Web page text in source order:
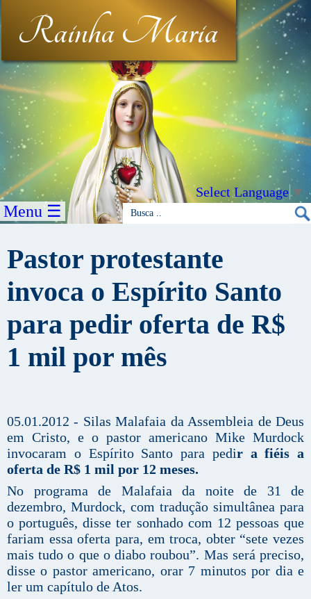
Rainha Maria
Select Language▼
Menu ☰
Pastor protestante
invoca o Espírito Santo
para pedir oferta de R$
1 mil por mês
05.01.2012 - Silas Malafaia da Assembleia de Deus
em Cristo, e o pastor americano Mike Murdock
invocaram o Espírito Santo para pedir a fiéis a
oferta de R$ 1 mil por 12 meses.
No programa de Malafaia da noite de 31 de
dezembro, Murdock, com tradução simultânea para
o português, disse ter sonhado com 12 pessoas que
fariam essa oferta para, em troca, obter “sete vezes
mais tudo o que o diabo roubou”. Mas será preciso,
disse o pastor americano, orar 7 minutos por dia e
ler um capítulo de Atos.